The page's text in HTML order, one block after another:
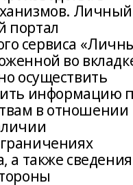
Личный
портал
сервиса
во
осуществить
информацию
в отношении
а также